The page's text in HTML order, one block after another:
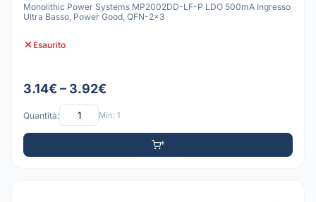
Monolithic Power Systems MP2002DD-LF-P LDO 500mA Ingresso
Ultra Basso, Power Good, QFN-2x3
Esaurito
3.14€ – 3.92€
Quantità: Min: 1